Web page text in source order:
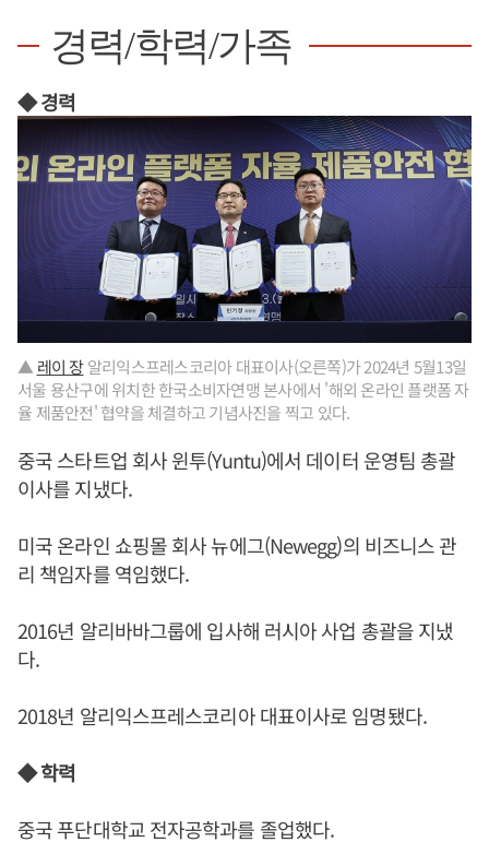
경력/학력/가족
◆ 경력
▲ 레이 장알리익스프레스코리아 대표이사(오른쪽)가 2024년 5월13일
서울 용산구에 위치한 한국소비자연맹 본사에서 '해외 온라인 플랫폼 자
율 제품안전' 협약을 체결하고 기념사진을 찍고 있다.
중국 스타트업 회사 윈투(Yuntu)에서 데이터 운영팀 총괄
이사를 지냈다.
미국 온라인 쇼핑몰 회사 뉴에그(Newegg)의 비즈니스 관
리 책임자를 역임했다.
2016년 알리바바그룹에 입사해 러시아 사업 총괄을 지냈
다.
2018년 알리익스프레스코리아 대표이사로 임명됐다.
◆ 학력
중국 푸단대학교 전자공학과를 졸업했다.